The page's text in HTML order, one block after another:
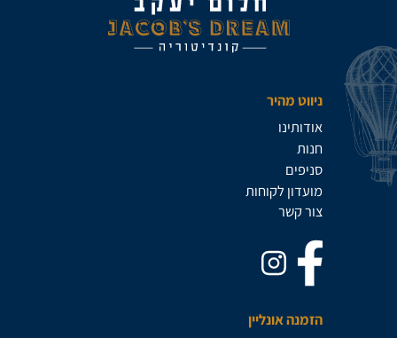
ניווט מהיר
אודותינו
חנות
סניפים
מועדון לקוחות
צור קשר
הזמנה אונליין